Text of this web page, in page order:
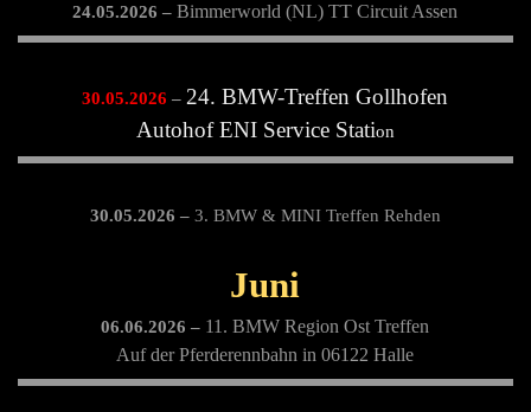
24.05.2026 – Bimmerworld (NL) TT Circuit Assen
30.05.2026– 24. BMW-Treffen Gollhofen
Autohof ENI Service Station
30.05.2026 – 3. BMW & MINI Treffen Rehden
Juni
06.06.2026 – 11. BMW Region Ost Treffen
Auf der Pferderennbahn in 06122 Halle